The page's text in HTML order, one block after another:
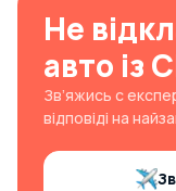
Не
авто із
Зв’яжись с
відповіді на